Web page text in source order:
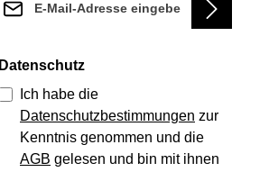
Datenschutz
Ich habe die
Datenschutzbestimmungen zur
Kenntnis genommen und die
AGB gelesen und bin mit ihnen